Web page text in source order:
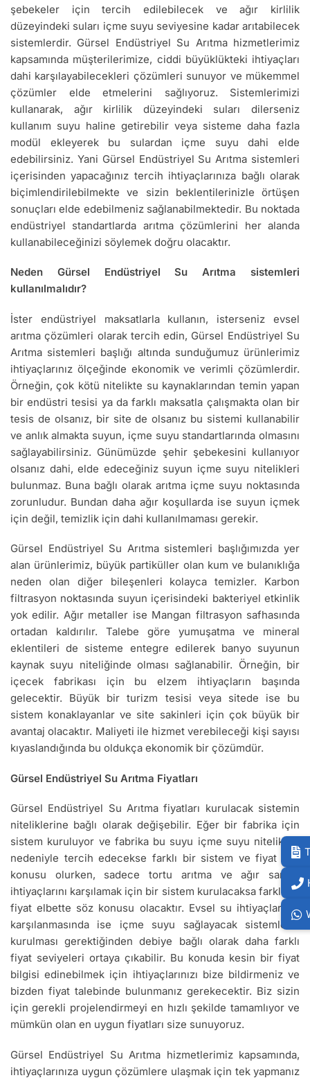
şebekeler için tercih edilebilecek ve ağır kirlilik
düzeyindeki suları içme suyu seviyesine kadar arıtabilecek
sistemlerdir. Gürsel Endüstriyel Su Arıtma hizmetlerimiz
kapsamında müşterilerimize, ciddi büyüklükteki ihtiyaçları
dahi karşılayabilecekleri çözümleri sunuyor ve mükemmel
çözümler elde etmelerini sağlıyoruz. Sistemlerimizi
kullanarak, ağır kirlilik düzeyindeki suları dilerseniz
kullanım suyu haline getirebilir veya sisteme daha fazla
modül ekleyerek bu sulardan içme suyu dahi elde
edebilirsiniz. Yani Gürsel Endüstriyel Su Arıtma sistemleri
içerisinden yapacağınız tercih ihtiyaçlarınıza bağlı olarak
biçimlendirilebilmekte ve sizin beklentilerinizle örtüşen
sonuçları elde edebilmeniz sağlanabilmektedir. Bu noktada
endüstriyel standartlarda arıtma çözümlerini her alanda
kullanabileceğinizi söylemek doğru olacaktır.
Neden Gürsel Endüstriyel Su Arıtma sistemleri
kullanılmalıdır?
İster endüstriyel maksatlarla kullanın, isterseniz evsel
arıtma çözümleri olarak tercih edin, Gürsel Endüstriyel Su
Arıtma sistemleri başlığı altında sunduğumuz ürünlerimiz
ihtiyaçlarınız ölçeğinde ekonomik ve verimli çözümlerdir.
Örneğin, çok kötü nitelikte su kaynaklarından temin yapan
bir endüstri tesisi ya da farklı maksatla çalışmakta olan bir
tesis de olsanız, bir site de olsanız bu sistemi kullanabilir
ve anlık almakta suyun, içme suyu standartlarında olmasını
sağlayabilirsiniz. Günümüzde şehir şebekesini kullanıyor
olsanız dahi, elde edeceğiniz suyun içme suyu nitelikleri
bulunmaz. Buna bağlı olarak arıtma içme suyu noktasında
zorunludur. Bundan daha ağır koşullarda ise suyun içmek
için değil, temizlik için dahi kullanılmaması gerekir.
Gürsel Endüstriyel Su Arıtma sistemleri başlığımızda yer
alan ürünlerimiz, büyük partiküller olan kum ve bulanıklığa
neden olan diğer bileşenleri kolayca temizler. Karbon
filtrasyon noktasında suyun içerisindeki bakteriyel etkinlik
yok edilir. Ağır metaller ise Mangan filtrasyon safhasında
ortadan kaldırılır. Talebe göre yumuşatma ve mineral
eklentileri de sisteme entegre edilerek banyo suyunun
kaynak suyu niteliğinde olması sağlanabilir. Örneğin, bir
içecek fabrikası için bu elzem ihtiyaçların başında
gelecektir. Büyük bir turizm tesisi veya sitede ise bu
sistem konaklayanlar ve site sakinleri için çok büyük bir
avantaj olacaktır. Maliyeti ile hizmet verebileceği kişi sayısı
kıyaslandığında bu oldukça ekonomik bir çözümdür.
Gürsel Endüstriyel Su Arıtma Fiyatları
Gürsel Endüstriyel Su Arıtma fiyatları kurulacak sistemin
niteliklerine bağlı olarak değişebilir. Eğer bir fabrika için
sistem kuruluyor ve fabrika bu suyu içme suyu nitelikleri
nedeniyle tercih edecekse farklı bir sistem ve fiyat söz
konusu olurken, sadece tortu arıtma ve ağır sanayi
ihtiyaçlarını karşılamak için bir sistem kurulacaksa farklı bir
fiyat elbette söz konusu olacaktır. Evsel su ihtiyaçlarının
karşılanmasında ise içme suyu sağlayacak sistemlerin
kurulması gerektiğinden debiye bağlı olarak daha farklı
fiyat seviyeleri ortaya çıkabilir. Bu konuda kesin bir fiyat
bilgisi edinebilmek için ihtiyaçlarınızı bize bildirmeniz ve
bizden fiyat talebinde bulunmanız gerekecektir. Biz sizin
için gerekli projelendirmeyi en hızlı şekilde tamamlıyor ve
mümkün olan en uygun fiyatları size sunuyoruz.
Gürsel Endüstriyel Su Arıtma hizmetlerimiz kapsamında,
ihtiyaçlarınıza uygun çözümlere ulaşmak için tek yapmanız